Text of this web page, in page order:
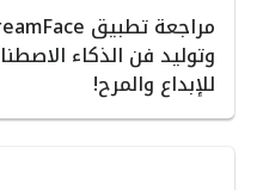
وتوليد فن الذكاء
للإبداع والمرح!